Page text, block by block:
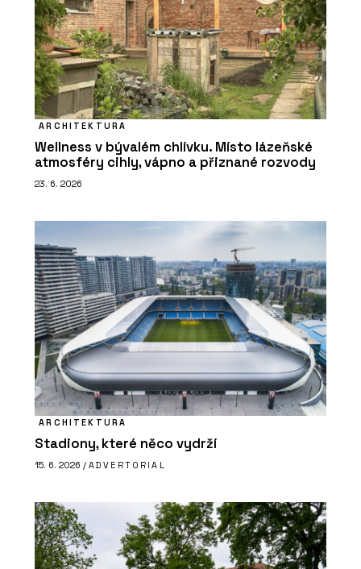
ARCHITEKTURA
Wellness v bývalém chlívku. Místo lázeňské
atmosféry cihly, vápno a přiznané rozvody
23. 6. 2026
ARCHITEKTURA
Stadiony, které něco vydrží
15. 6. 2026 / ADVERTORIAL